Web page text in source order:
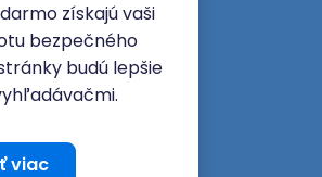
získajú vaši
bezpečného
budú lepšie
viac